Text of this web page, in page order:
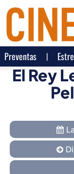
Preventas
El Rey